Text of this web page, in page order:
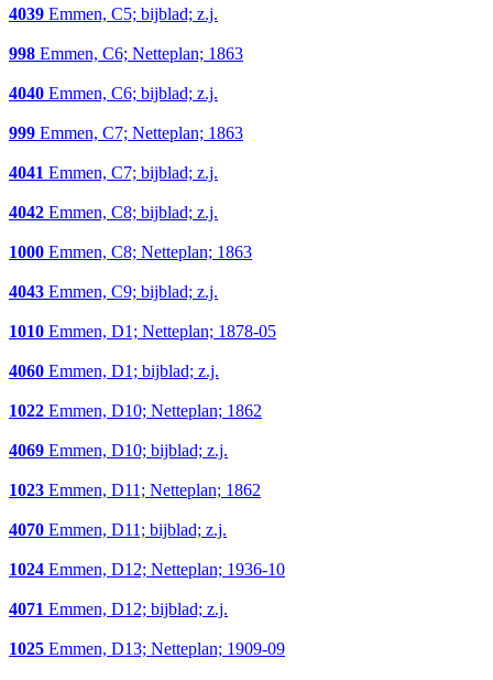
4039 Emmen, C5; bijblad; z.j.
998 Emmen, C6; Netteplan; 1863
4040 Emmen, C6; bijblad; z.j.
999 Emmen, C7; Netteplan; 1863
4041 Emmen, C7; bijblad; z.j.
4042 Emmen, C8; bijblad; z.j.
1000 Emmen, C8; Netteplan; 1863
4043 Emmen, C9; bijblad; z.j.
1010 Emmen, D1; Netteplan; 1878-05
4060 Emmen, D1; bijblad; z.j.
1022 Emmen, D10; Netteplan; 1862
4069 Emmen, D10; bijblad; z.j.
1023 Emmen, D11; Netteplan; 1862
4070 Emmen, D11; bijblad; z.j.
1024 Emmen, D12; Netteplan; 1936-10
4071 Emmen, D12; bijblad; z.j.
1025 Emmen, D13; Netteplan; 1909-09